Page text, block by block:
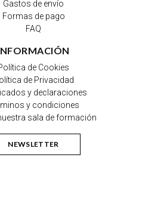
Gastos de envío
Formas de pago
FAQ
de Cookies
de Privacidad
y declaraciones
y condiciones
sala de formación
NEWSLETTER